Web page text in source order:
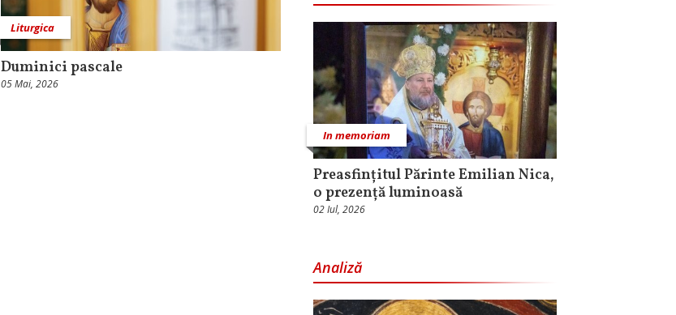
Liturgica
Duminici pascale
05 Mai, 2026
In memoriam
Preasfințitul Părinte Emilian Nica,
o prezență luminoasă
02 Iul, 2026
Analiză